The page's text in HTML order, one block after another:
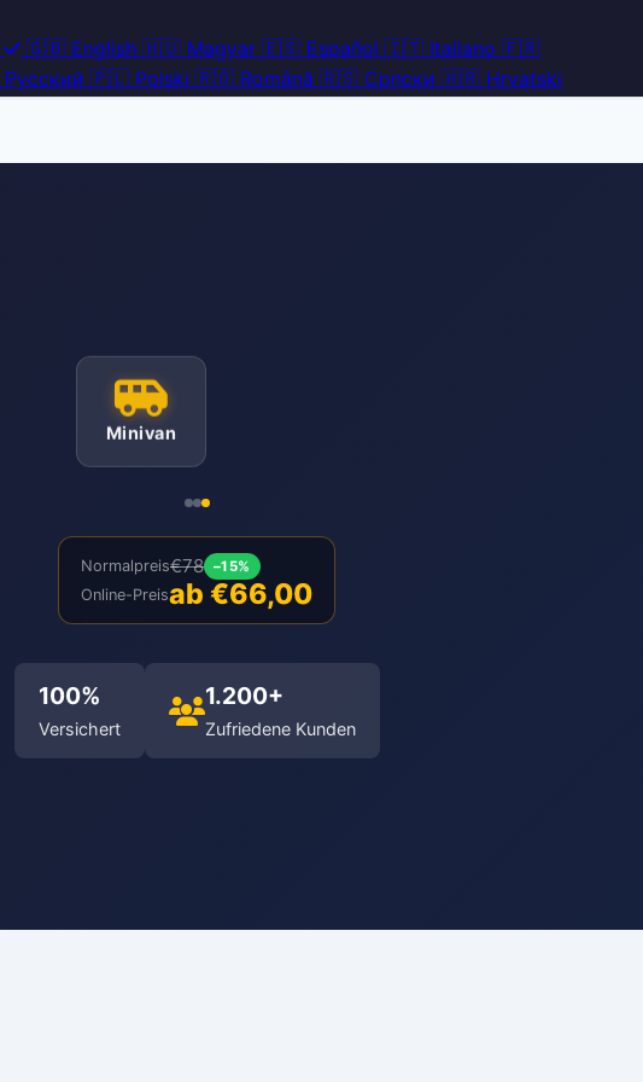
🇬🇧 English 🇭🇺 Magyar 🇪🇸 Español 🇮🇹 Italiano 🇫🇷
Русский 🇵🇱 Polski 🇷🇴 Română 🇷🇸 Српски 🇭🇷 Hrvatski
Minivan
Normalpreis€78 –15%
Online-Preisab €66,00
100%
Versichert
1.200+
Zufriedene Kunden